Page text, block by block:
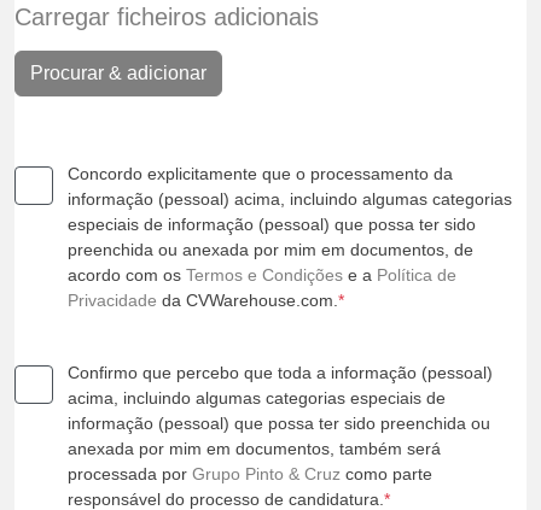
Carregar ficheiros adicionais
Procurar & adicionar
Concordo explicitamente que o processamento da
informação (pessoal) acima, incluindo algumas categorias
especiais de informação (pessoal) que possa ter sido
preenchida ou anexada por mim em documentos, de
acordo com os Termos e Condições e a Política de
Privacidade da CVWarehouse.com. *
Confirmo que percebo que toda a informação (pessoal)
acima, incluindo algumas categorias especiais de
informação (pessoal) que possa ter sido preenchida ou
anexada por mim em documentos, também será
processada por Grupo Pinto & Cruz como parte
responsável do processo de candidatura.*